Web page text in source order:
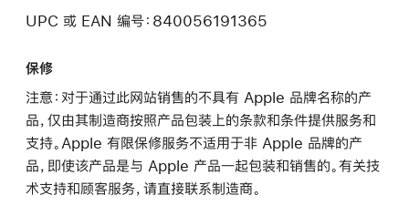
UPC 或 EAN 编号：840056191365
保修
注意：对于通过此网站销售的不具有 Apple 品牌名称的产
品，仅由其制造商按照产品包装上的条款和条件提供服务和
支持。Apple 有限保修服务不适用于非 Apple 品牌的产
品，即使该产品是与 Apple 产品一起包装和销售的。有关技
术支持和顾客服务，请直接联系制造商。